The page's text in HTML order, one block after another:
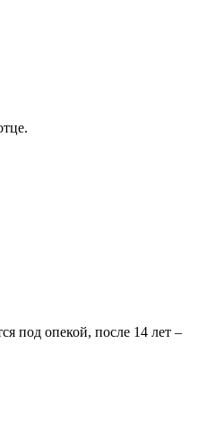
под опекой, после 14 лет –